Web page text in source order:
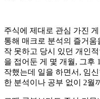
주식에 제대로 관심 가진
통해 매크로 분석의 즐거움
작 못하고 당시 있던 개인
을 접어둔 게 몇 개월, 그후
작했는데 일을 하면서, 임
한 분석이나 공부 없이 2월